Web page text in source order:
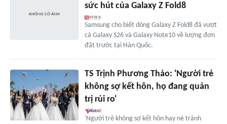
sức hút của Galaxy Z Fold8
Samsung cho biết dòng Galaxy Z Fold8 đã vượt
cả Galaxy S26 và Galaxy Note10 về lượng đơn
đặt trước tại Hàn Quốc.
TS Trịnh Phương Thảo: 'Người trẻ
không sợ kết hôn, họ đang quản
trị rủi ro'
'Người trẻ không sợ kết hôn hay né tránh